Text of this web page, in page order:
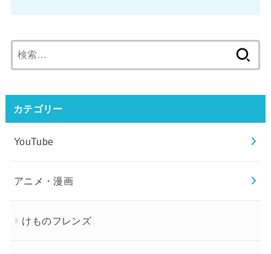
索:
カテゴリー
YouTube
アニメ・漫画
けものフレンズ